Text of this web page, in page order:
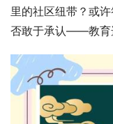
里的社区纽带？或
否敢于承认——教育